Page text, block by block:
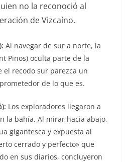
no la reconoció al
de Vizcaíno.
Al navegar de sur a norte, la
Pinos) oculta parte de la
recodo sur parezca un
de lo que es.
Los exploradores llegaron a
la bahía. Al mirar hacia abajo,
gigantesca y expuesta al
cerrado y perfecto» que
en sus diarios, concluyeron